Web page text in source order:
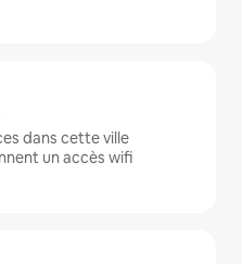
dans cette ville
un accès wifi